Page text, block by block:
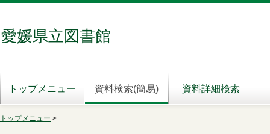
愛媛県立図書館
トップメニュー 資料検索(簡易) 資料詳細検索
トップメニュー >